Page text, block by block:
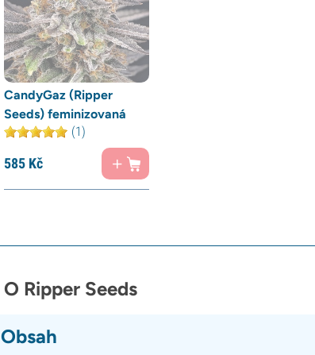
CandyGaz (Ripper
Seeds) feminizovaná
(1)
585 Kč
O Ripper Seeds
Obsah